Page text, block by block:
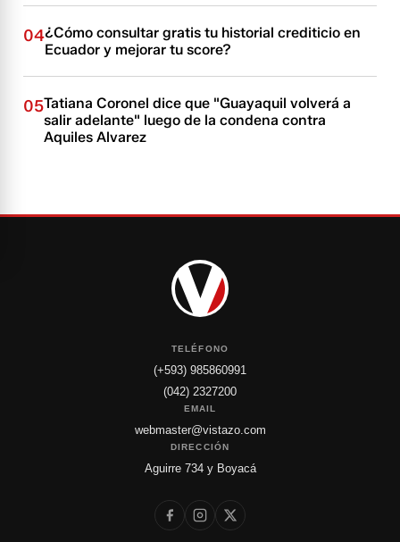
04¿Cómo consultar gratis tu historial crediticio en
Ecuador y mejorar tu score?
05Tatiana Coronel dice que "Guayaquil volverá a
salir adelante" luego de la condena contra
Aquiles Alvarez
TELÉFONO
(+593) 985860991
(042) 2327200
EMAIL
webmaster@vistazo.com
DIRECCIÓN
Aguirre 734 y Boyacá